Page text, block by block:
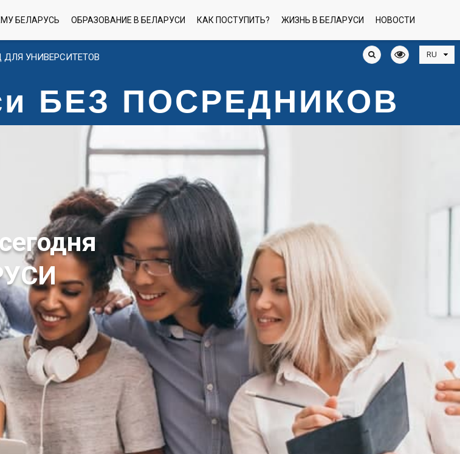
ДЛЯ УНИВЕРСИТЕТОВ
БЕЛАРУСЬ ОБРАЗОВАНИЕ В БЕЛАРУСИ КАК ПОСТУПИТЬ? ЖИЗНЬ В БЕЛАРУСИ НОВОСТИ
БЕЗ ПОСРЕДНИКОВ